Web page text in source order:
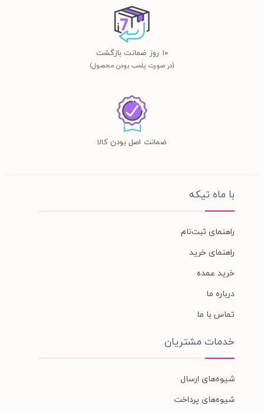
١٠ روز ضمانت بازگشت
(در صورت پلمب بودن محصول)
ضمانت اصل بودن کالا
با ماه تیکه
راهنمای ثبت‌نام
راهنمای خرید
خرید عمده
درباره ما
تماس با ما
خدمات مشتریان
شیوه‌های ارسال
شیوه‌های پرداخت